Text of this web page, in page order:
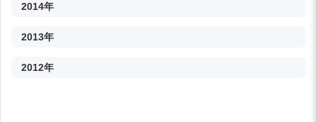
2014年
2013年
2012年